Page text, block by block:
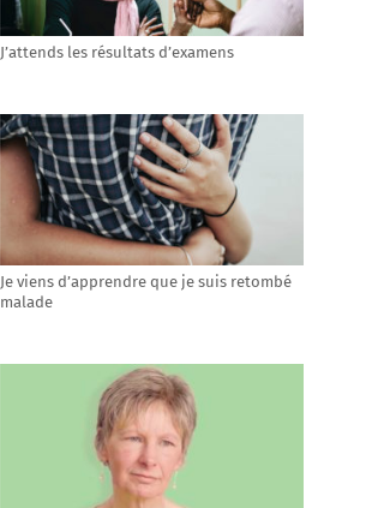
J’attends les résultats d’examens
Je viens d’apprendre que je suis retombé
malade